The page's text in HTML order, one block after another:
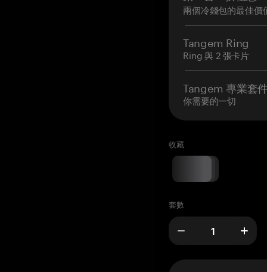
兩個冷錢包的最佳價
Tangem Ring
Ring 與 2 張卡片
Tangem 專業套
你需要的一切
收藏
套數